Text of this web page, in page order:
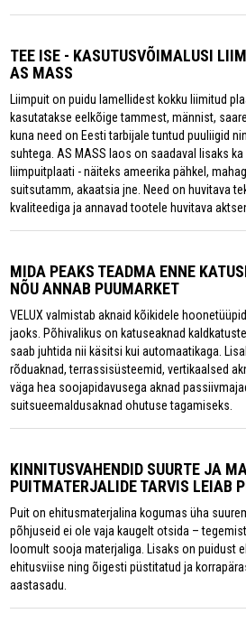
TEE ISE - KASUTUSVÕIMALUSI
AS MASS
Liimpuit on puidu lamellidest kokku liimitud
kasutatakse eelkõige tammest, männist,
kuna need on Eesti tarbijale tuntud puuliigid
suhtega. AS MASS laos on saadaval lisaks
liimpuitplaati - näiteks ameerika pähkel,
suitsutamm, akaatsia jne. Need on huvitava
kvaliteediga ja annavad tootele huvitava
MIDA PEAKS TEADMA ENNE
NÕU ANNAB PUUMARKET
VELUX valmistab aknaid kõikidele
jaoks. Põhivalikus on katuseaknad
saab juhtida nii käsitsi kui automaatikaga.
rõduaknad, terrassisüsteemid, vertikaalsed
väga hea soojapidavusega aknad
suitsueemaldusaknad ohutuse tagamiseks.
KINNITUSVAHENDID SUURTE JA
PUITMATERJALIDE TARVIS LEIAB
Puit on ehitusmaterjalina kogumas üha
põhjuseid ei ole vaja kaugelt otsida –
loomult sooja materjaliga. Lisaks on puidust
ehitusviise ning õigesti püstitatud ja
aastasadu.